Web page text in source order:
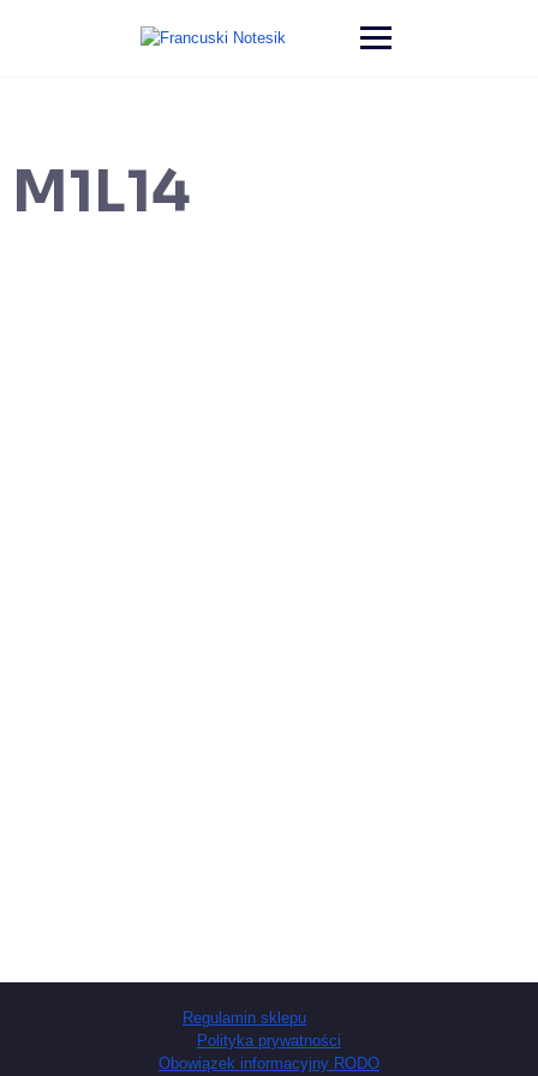
M1L14
Regulamin sklepu
Polityka prywatności
Obowiązek informacyjny RODO